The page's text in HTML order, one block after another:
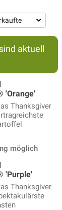
aktuell
'Orange'
Thanksgiver
möglich
'Purple'
Thanksgiver